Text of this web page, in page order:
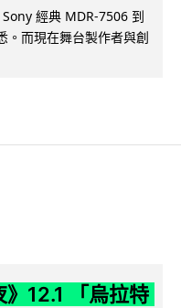
經典 MDR-7506 到
。而現在舞台製作者與創
》12.1 「烏拉特